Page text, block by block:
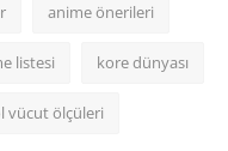
anime önerileri
listesi kore dünyası
vücut ölçüleri